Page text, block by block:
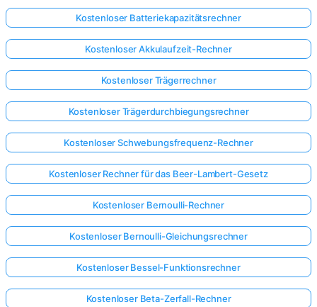
Kostenloser Batteriekapazitätsrechner
Kostenloser Akkulaufzeit-Rechner
Kostenloser Trägerrechner
Kostenloser Trägerdurchbiegungsrechner
Kostenloser Schwebungsfrequenz-Rechner
Kostenloser Rechner für das Beer-Lambert-Gesetz
Kostenloser Bernoulli-Rechner
Kostenloser Bernoulli-Gleichungsrechner
Kostenloser Bessel-Funktionsrechner
Kostenloser Beta-Zerfall-Rechner